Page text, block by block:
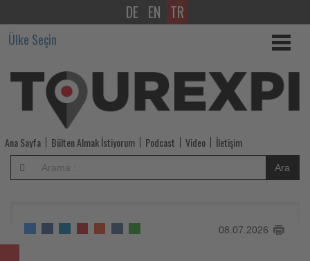
Türkiye
son
dakika
rezervasyonlarında
yüzde
50'nin
üzerinde
büyüdü
-
DE EN TR
Ülke Seçin
Ana Sayfa Bülten Almak İstiyorum Podcast Video İletişim
Ara
08.07.2026